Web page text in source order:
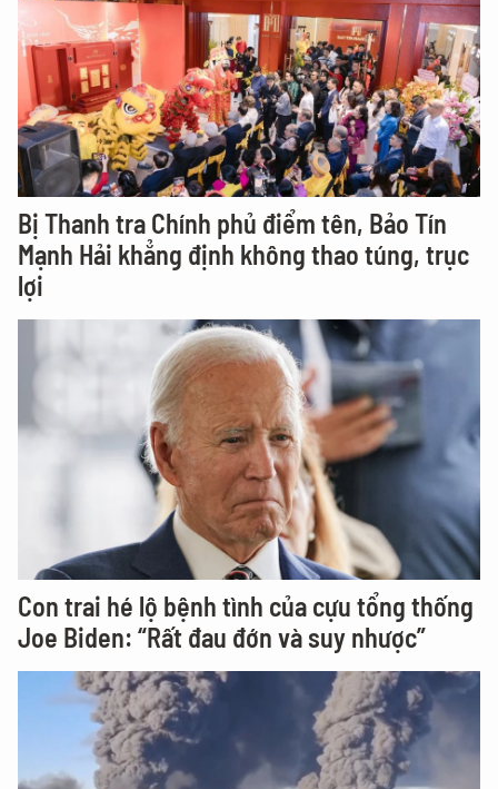
Bị Thanh tra Chính phủ điểm tên, Bảo Tín
Mạnh Hải khẳng định không thao túng, trục
lợi
Con trai hé lộ bệnh tình của cựu tổng thống
Joe Biden: “Rất đau đớn và suy nhược”